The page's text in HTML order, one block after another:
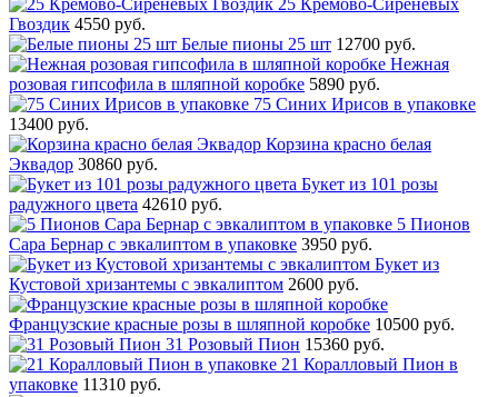
Гвоздик 4550 руб.
Белые пионы 25 шт 12700 руб.
Нежная
розовая гипсофила в шляпной коробке 5890 руб.
75 Синих Ирисов в упаковке
13400 руб.
Корзина красно белая
Эквадор 30860 руб.
Букет из 101 розы
радужного цвета 42610 руб.
5 Пионов
Сара Бернар с эвкалиптом в упаковке 3950 руб.
Букет из
Кустовой хризантемы с эвкалиптом 2600 руб.
Французские красные розы в шляпной коробке 10500 руб.
31 Розовый Пион 15360 руб.
21 Коралловый Пион в
упаковке 11310 руб.